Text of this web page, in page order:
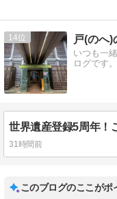
14 戸(のへ)
いつも一
ログです。
31時間前
このブログのここがポ